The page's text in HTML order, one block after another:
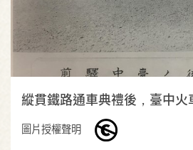
縱貫鐵路通車典禮後，臺中火
圖片授權聲明